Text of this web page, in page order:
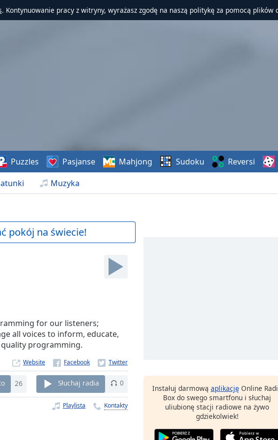
. Kontynuowanie pracy z witryny, wyrażasz zgodę na naszą politykę za pomocą plików
Muzyka
Puzzles Pasjanse Mahjong Sudoku Reversi
pokój na świecie!
for our listeners;
all voices to inform, educate,
programming.
Website
26 Słuchaj radia 0
Playlista Kontakty
Instałuj darmową aplikację Online
Box do swego smartfonu i słuchaj
uliubionę stacji radiowe na żywo
gdziekolwiek!